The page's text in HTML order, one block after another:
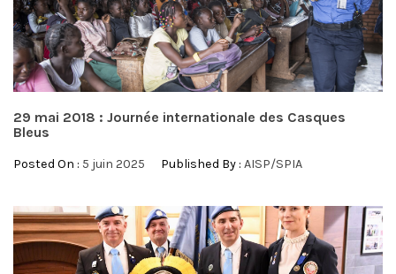
29 mai 2018 : Journée internationale des Casques
Bleus
Posted On : 5 juin 2025 Published By : AISP/SPIA